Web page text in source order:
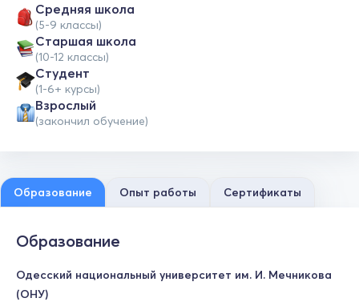
Средняя школа
(5-9 классы)
Cтаршая школа
(10-12 классы)
Студент
(1-6+ курсы)
Взрослый
(закончил обучение)
Образование Опыт работы Сертификаты
Образование
Одесский национальный университет им. И. Мечникова
(ОНУ)